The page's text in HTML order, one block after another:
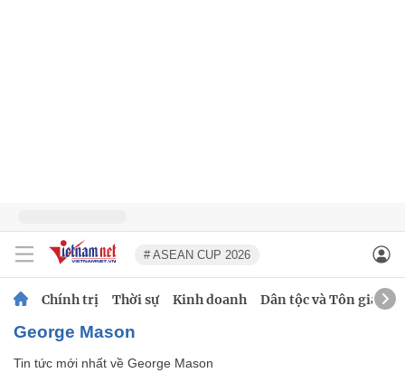
# ASEAN CUP 2026
Chính trị Thời sự Kinh doanh Dân tộc và Tôn giáo
George Mason
Tin tức mới nhất về George Mason